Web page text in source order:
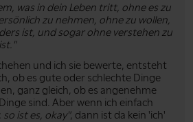
was in dein Leben tritt, ohne es zu
zu nehmen, ohne zu wollen,
ist, und sogar ohne verstehen zu
und ich sie bewerte, entsteht
ob es gute oder schlechte Dinge
ganz gleich, ob es angenehme
sind. Aber wenn ich einfach
so ist es, okay", dann ist da kein 'ich'